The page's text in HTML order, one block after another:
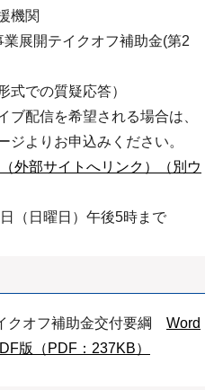
機関
展開テイクオフ補助金(第2
式での質疑応答）
ブ配信を希望される場合は、
ジよりお申込みください。
外部サイトへリンク）（別ウ
（日曜日）午後5時まで
クオフ補助金交付要綱 Word
版（PDF：237KB）